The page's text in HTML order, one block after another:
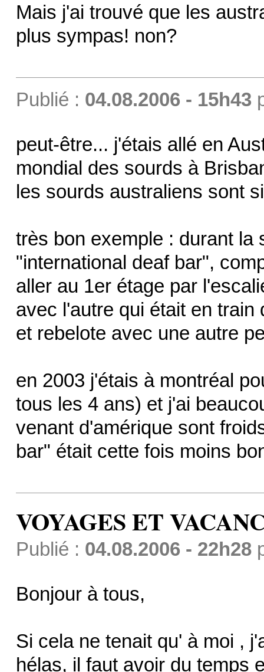
Mais j'ai trouvé que les
plus sympas! non?
Publié : 04.08.2006 - 15h43
peut-être... j'étais allé en
mondial des sourds à
les sourds australiens sont
très bon exemple : durant la
"international deaf bar",
aller au 1er étage par
avec l'autre qui était en
et rebelote avec une autre
en 2003 j'étais à montréal
tous les 4 ans) et j'ai
venant d'amérique sont
bar" était cette fois moins
VOYAGES ET
Publié : 04.08.2006 - 22h28
Bonjour à tous,
Si cela ne tenait qu' à moi ,
hélas, il faut avoir du temps